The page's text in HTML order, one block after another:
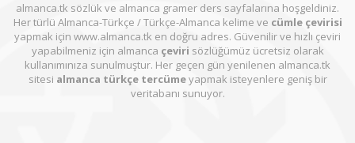
almanca.tk sözlük ve almanca gramer ders sayfalarına hoşgeldiniz.
Her türlü Almanca-Türkçe / Türkçe-Almanca kelime ve cümle çevirisi
yapmak için www.almanca.tk en doğru adres. Güvenilir ve hızlı çeviri
yapabilmeniz için almanca çeviri sözlüğümüz ücretsiz olarak
kullanımınıza sunulmuştur. Her geçen gün yenilenen almanca.tk
sitesi almanca türkçe tercümeyapmak isteyenlere geniş bir
veritabanı sunuyor.